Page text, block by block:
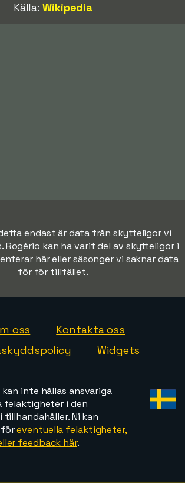
Källa:Wikipedia
endast är data från skytteligor vi
Rogério kan ha varit del av skytteligor i
här eller säsonger vi saknar data
för för tillfället.
oss
Kontakta oss
Widgets
inte hållas ansvariga
felaktigheter i den
Ni kan
föreventuella felaktigheter,
feedback här.